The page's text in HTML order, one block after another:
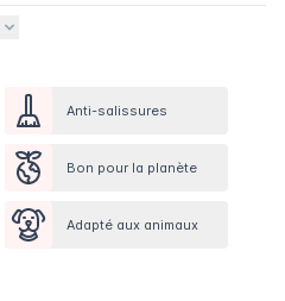
Anti-salissures
Bon pour la planète
Adapté aux animaux